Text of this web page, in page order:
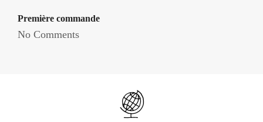
Première commande
No Comments